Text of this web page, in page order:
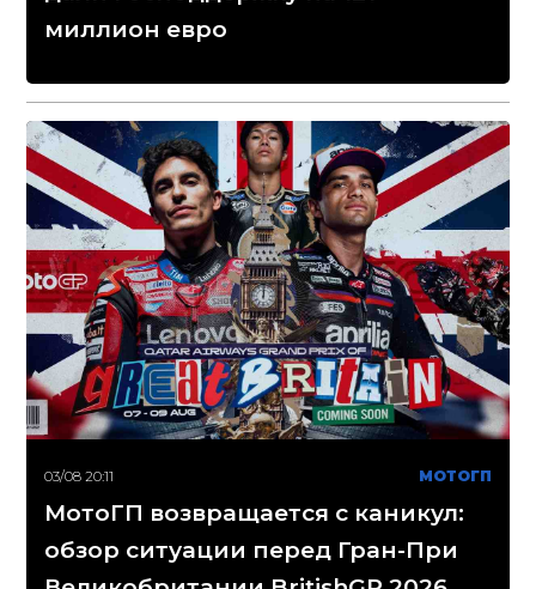
миллион евро
03/08 20:11 МОТОГП
МотоГП возвращается с каникул:
обзор ситуации перед Гран-При